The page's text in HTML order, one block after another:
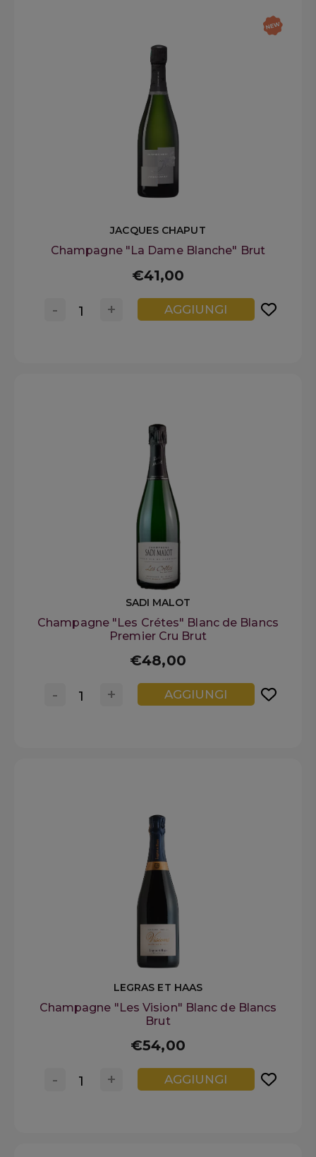
JACQUES CHAPUT
Champagne "La Dame Blanche" Brut
€41,00
+
- AGGIUNGI
SADI MALOT
Champagne "Les Crétes" Blanc de Blancs
Premier Cru Brut
€48,00
+
- AGGIUNGI
LEGRAS ET HAAS
Champagne "Les Vision" Blanc de Blancs
Brut
€54,00
+
- AGGIUNGI